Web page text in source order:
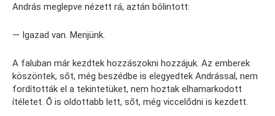
András meglepve nézett rá, aztán bólintott:
— Igazad van. Menjünk.
A faluban már kezdtek hozzászokni hozzájuk. Az emberek
köszöntek, sőt, még beszédbe is elegyedtek Andrással, nem
fordították el a tekintetüket, nem hoztak elhamarkodott
ítéletet. Ő is oldottabb lett, sőt, még viccelődni is kezdett.